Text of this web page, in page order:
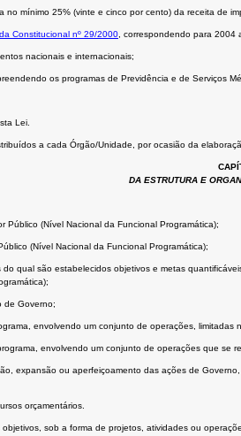
mínimo 25% (vinte e cinco por cento) da receita de
Constitucional nº 29/2000 , correspondendo para
nacionais e internacionais;
os programas de Previdência e de Serviços
Lei.
a cada Órgão/Unidade, por ocasião da
DA ESTRUTURA E
(Nível Nacional da Funcional Programática);
(Nível Nacional da Funcional Programática);
qual são estabelecidos objetivos e metas
de Governo;
envolvendo um conjunto de operações,
envolvendo um conjunto de operações que
expansão ou aperfeiçoamento das ações de
orçamentários.
sob a forma de projetos, atividades ou